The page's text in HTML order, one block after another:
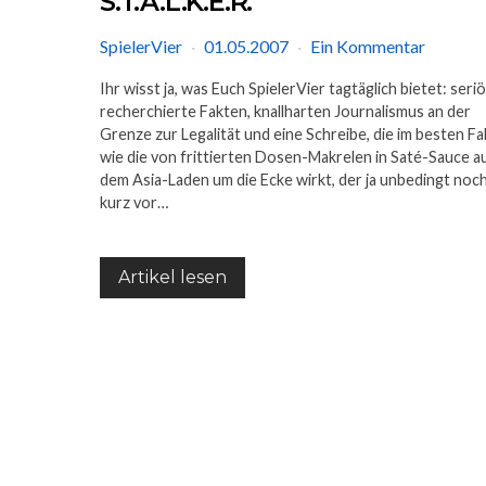
SpielerVier 01.05.2007 Ein Kommentar
Ihr wisst ja, was Euch SpielerVier tagtäglich bietet:
recherchierte Fakten, knallharten Journalismus an der
Grenze zur Legalität und eine Schreibe, die im besten
wie die von frittierten Dosen-Makrelen in Saté-Sauce
dem Asia-Laden um die Ecke wirkt, der ja unbedingt noch
kurz vor…
Artikel lesen